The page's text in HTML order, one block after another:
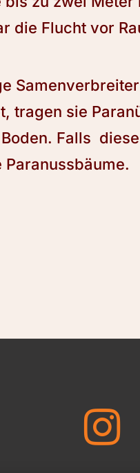
die Flucht vor
tragen sie
Falls